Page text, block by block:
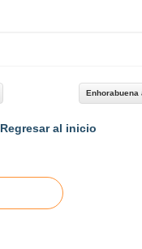
Enhorabuena
Regresar al inicio